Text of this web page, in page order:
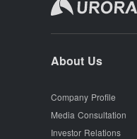
About Us
Company Profile
Media Consultation
Investor Relations